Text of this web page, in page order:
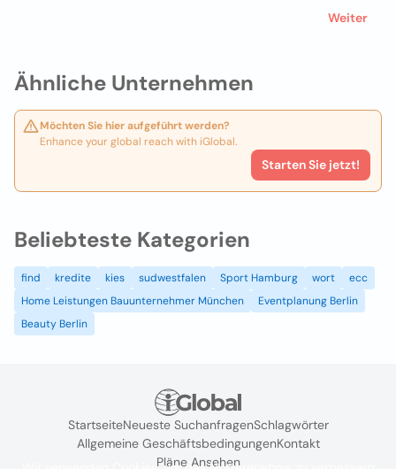
Ähnliche Unternehmen
Möchten Sie hier aufgeführt werden?
Enhance your global reach with iGlobal.
Starten Sie jetzt!
Weiter
Beliebteste Kategorien
find kredite kies sudwestfalen Sport Hamburg wort
ecc
Home Leistungen Bauunternehmer München
Eventplanung Berlin
Beauty Berlin
StartseiteNeueste SuchanfragenSchlagwörter
Allgemeine GeschäftsbedingungenKontakt
Pläne Ansehen